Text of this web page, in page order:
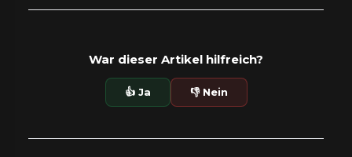
War dieser Artikel hilfreich?
👍 Ja 👎 Nein